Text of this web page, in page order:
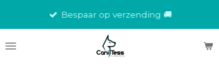
de
Bespaar op verzending 🚚